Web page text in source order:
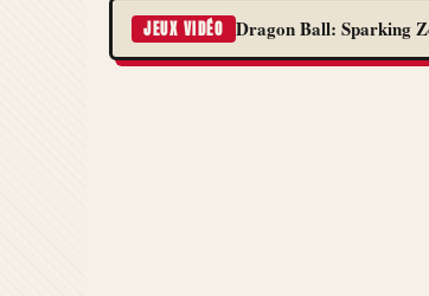
JEUX VIDÉO Dragon Ball: Sparking